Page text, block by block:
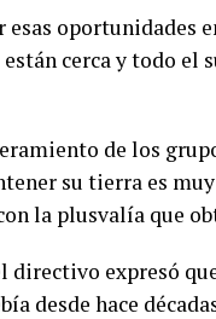
esas oportunidades
cerca y todo el
de los
su tierra es
la plusvalía que
expresó
desde hace